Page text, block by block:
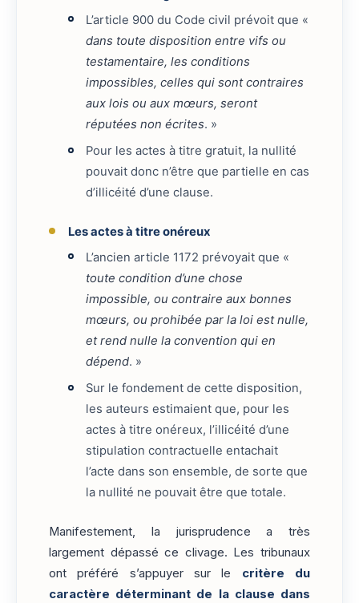
L’article 900 du Code civil prévoit que «
dans toute disposition entre vifs ou
testamentaire, les conditions
impossibles, celles qui sont contraires
aux lois ou aux mœurs, seront
réputées non écrites. »
Pour les actes à titre gratuit, la nullité
pouvait donc n’être que partielle en cas
d’illicéité d’une clause.
Les actes à titre onéreux
L’ancien article 1172 prévoyait que «
toute condition d’une chose
impossible, ou contraire aux bonnes
mœurs, ou prohibée par la loi est nulle,
et rend nulle la convention qui en
dépend. »
Sur le fondement de cette disposition,
les auteurs estimaient que, pour les
actes à titre onéreux, l’illicéité d’une
stipulation contractuelle entachait
l’acte dans son ensemble, de sorte que
la nullité ne pouvait être que totale.
Manifestement, la jurisprudence a très
largement dépassé ce clivage. Les tribunaux
ont préféré s’appuyer sur le critère du
caractère déterminant de la clause dans